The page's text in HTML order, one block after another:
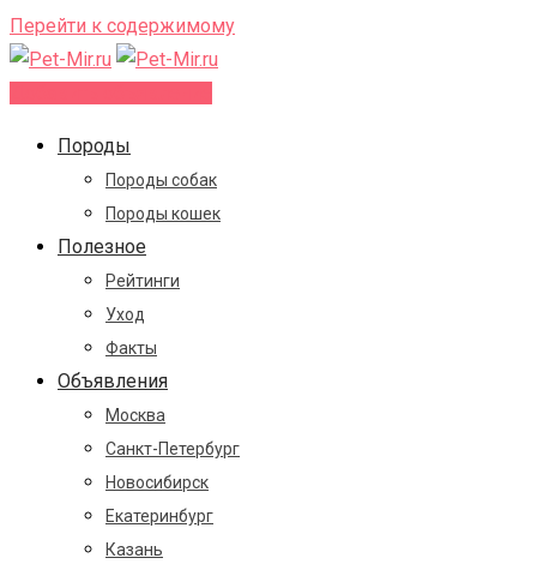
Перейти к содержимому
Породы
Породы собак
Породы кошек
Полезное
Рейтинги
Уход
Факты
Объявления
Москва
Санкт-Петербург
Новосибирск
Екатеринбург
Казань